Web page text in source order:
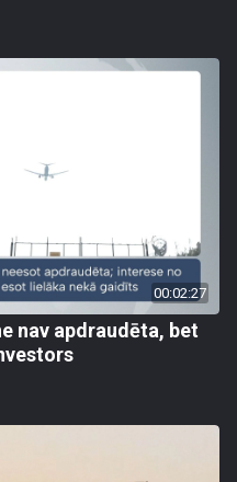
00:02:27
nav apdraudēta, bet